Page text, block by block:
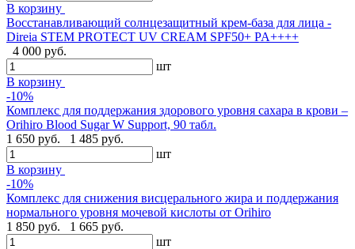
В корзину
Восстанавливающий солнцезащитный крем-база для лица -
Direia STEM PROTECT UV CREAM SPF50+ PA++++
4 000 руб.
шт
В корзину
-10%
Комплекс для поддержания здорового уровня сахара в крови –
Orihiro Blood Sugar W Support, 90 табл.
1 650 руб.
1 485 руб.
шт
В корзину
-10%
Комплекс для снижения висцерального жира и поддержания
нормального уровня мочевой кислоты от Orihiro
1 850 руб.
1 665 руб.
шт